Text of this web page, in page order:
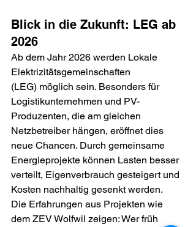
Blick in die Zukunft: LEG ab
2026
Ab dem Jahr 2026 werden Lokale
Elektrizitätsgemeinschaften
(LEG) möglich sein. Besonders für
Logistikunternehmen und PV-
Produzenten, die am gleichen
Netzbetreiber hängen, eröffnet dies
neue Chancen. Durch gemeinsame
Energieprojekte können Lasten besser
verteilt, Eigenverbrauch gesteigert und
Kosten nachhaltig gesenkt werden.
Die Erfahrungen aus Projekten wie
dem ZEV Wolfwil zeigen: Wer früh